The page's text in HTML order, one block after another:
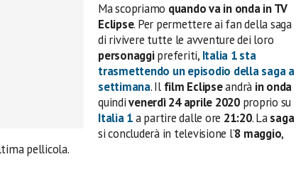
Ma scopriamo quando va in onda in TV
Eclipse. Per permettere ai fan della saga
di rivivere tutte le avventure dei loro
personaggipreferiti, Italia 1 sta
trasmettendo un episodio dellasagaa
settimana. Il film Eclipseandrà in onda
quindivenerdì 24 aprile 2020proprio su
Italia 1a partire dalle ore 21:20. Lasaga
si concluderà in televisione l’8 maggio,
pellicola.